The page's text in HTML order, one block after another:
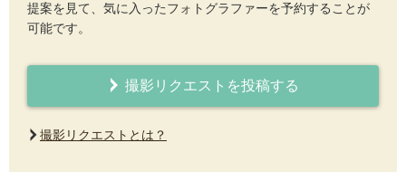
提案を見て、気に入ったフォトグラファーを予約することが
可能です。
撮影リクエストを投稿する
撮影リクエストとは？